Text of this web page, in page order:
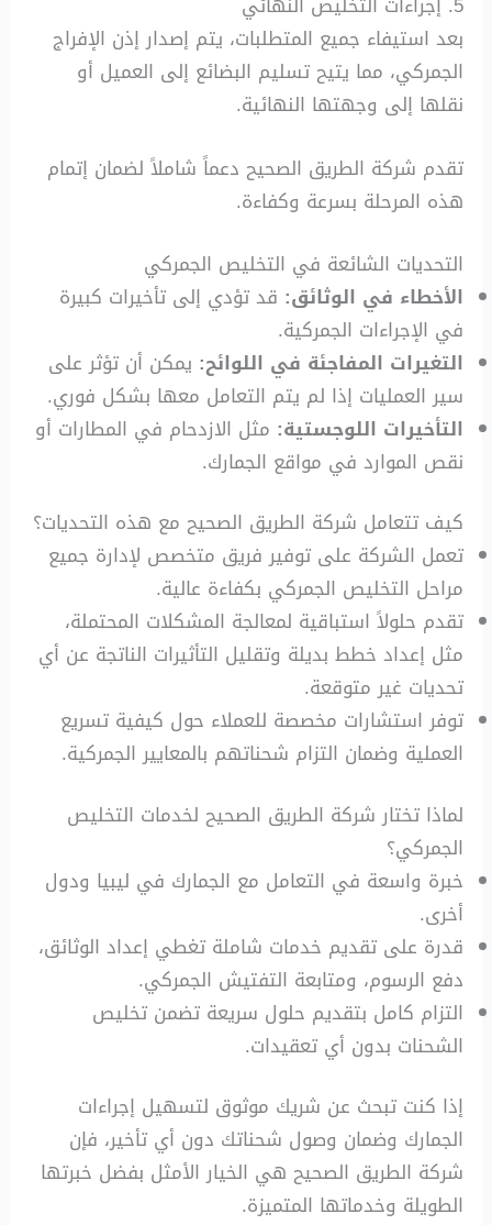
بعد استيفاء جميع المتطلبات، يتم إصدار إذن الإفراج
الجمركي، مما يتيح تسليم البضائع إلى العميل أو
نقلها إلى وجهتها النهائية.
تقدم شركة الطريق الصحيح دعماً شاملاً لضمان إتمام
هذه المرحلة بسرعة وكفاءة.
التحديات الشائعة في التخليص الجمركي
الأخطاء في الوثائق: قد تؤدي إلى تأخيرات كبيرة
في الإجراءات الجمركية.
التغيرات المفاجئة في اللوائح: يمكن أن تؤثر على
سير العمليات إذا لم يتم التعامل معها بشكل فوري.
التأخيرات اللوجستية: مثل الازدحام في المطارات أو
نقص الموارد في مواقع الجمارك.
كيف تتعامل شركة الطريق الصحيح مع هذه التحديات؟
تعمل الشركة على توفير فريق متخصص لإدارة جميع
مراحل التخليص الجمركي بكفاءة عالية.
تقدم حلولاً استباقية لمعالجة المشكلات المحتملة،
مثل إعداد خطط بديلة وتقليل التأثيرات الناتجة عن أي
تحديات غير متوقعة.
توفر استشارات مخصصة للعملاء حول كيفية تسريع
العملية وضمان التزام شحناتهم بالمعايير الجمركية.
لماذا تختار شركة الطريق الصحيح لخدمات التخليص
الجمركي؟
خبرة واسعة في التعامل مع الجمارك في ليبيا ودول
أخرى.
قدرة على تقديم خدمات شاملة تغطي إعداد الوثائق،
دفع الرسوم، ومتابعة التفتيش الجمركي.
التزام كامل بتقديم حلول سريعة تضمن تخليص
الشحنات بدون أي تعقيدات.
إذا كنت تبحث عن شريك موثوق لتسهيل إجراءات
الجمارك وضمان وصول شحناتك دون أي تأخير، فإن
شركة الطريق الصحيح هي الخيار الأمثل بفضل خبرتها
الطويلة وخدماتها المتميزة.